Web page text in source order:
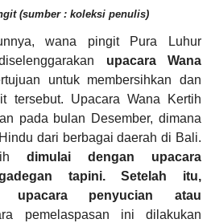
(sumber : koleksi penulis)
wana pingit Pura Luhur
upacara Wana
untuk membersihkan dan
tersebut. Upacara Wana Kertih
pada bulan Desember, dimana
dari berbagai daerah di Bali.
dimulai dengan upacara
tapini. Setelah itu,
upacara penyucian atau
pemelaspasan ini dilakukan